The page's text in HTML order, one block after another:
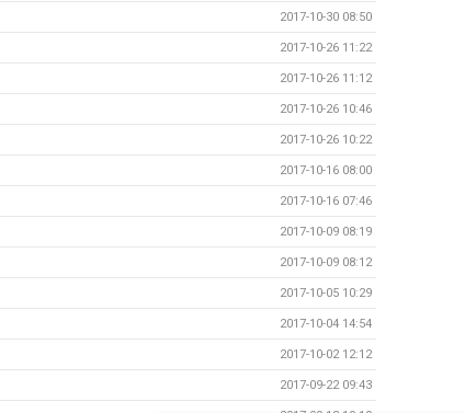
2017-10-30 08:50
2017-10-26 11:22
2017-10-26 11:12
2017-10-26 10:46
2017-10-26 10:22
2017-10-16 08:00
2017-10-16 07:46
2017-10-09 08:19
2017-10-09 08:12
2017-10-05 10:29
2017-10-04 14:54
2017-10-02 12:12
2017-09-22 09:43